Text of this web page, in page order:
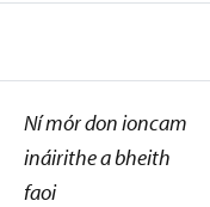
Ní mór don ioncam
ináirithe a bheith
faoi